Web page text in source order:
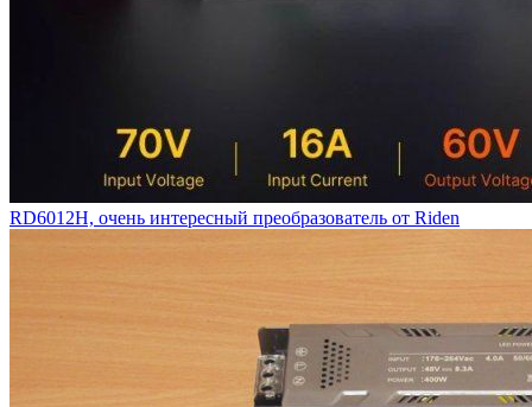
RD6012H, очень интересный преобразователь от Riden